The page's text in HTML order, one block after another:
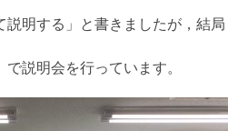
説明する」と書きましたが，結
説明会を行っています。